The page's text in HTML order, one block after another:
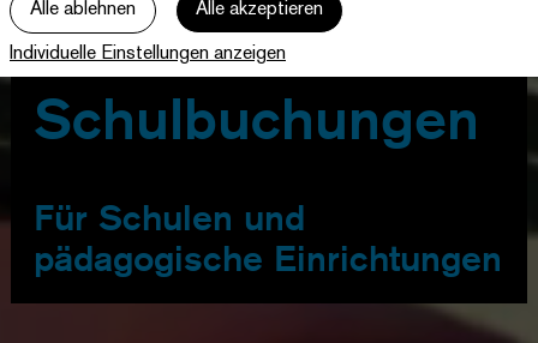
Ihr Besuch
Haus
Schulbuchungen
Für Schulen und
pädagogische Einrichtungen
Alle ablehnen Alle akzeptieren
Individuelle Einstellungen anzeigen